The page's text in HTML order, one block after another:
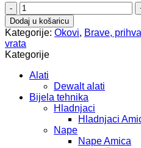
Podni
stoper
za
vrata
pričv.vijcima
-
nikal
mat
937.55.806
Dodaj u košaricu
Kategorije: Okovi, Brave,
vrata
Kategorije
Alati
Dewalt alati
Bijela tehnika
Hladnjaci
Hladnjaci
Nape
Nape Amica